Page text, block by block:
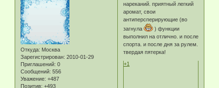
Откуда: Москва
Зарегистрирован: 2010-01-29
Приглашений: 0
Сообщений: 556
Уважение: +487
Позитив: +493
нареканий. приятный легкий
аромат, свои
антиперсперирующие (во
загнула
) функции
выполнил на отлично. и после
спорта. и после дня за рулем.
твердая пятерка!
+1